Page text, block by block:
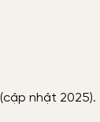
nhật 2025).